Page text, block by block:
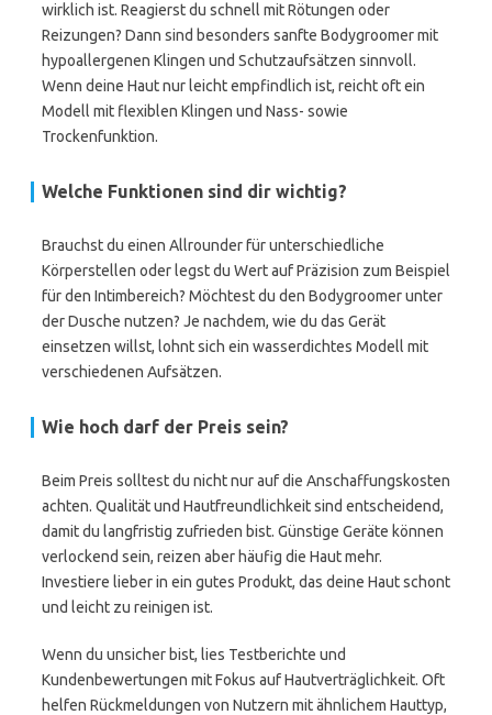
wirklich ist. Reagierst du schnell mit Rötungen oder
Reizungen? Dann sind besonders sanfte Bodygroomer mit
hypoallergenen Klingen und Schutzaufsätzen sinnvoll.
Wenn deine Haut nur leicht empfindlich ist, reicht oft ein
Modell mit flexiblen Klingen und Nass- sowie
Trockenfunktion.
Welche Funktionen sind dir wichtig?
Brauchst du einen Allrounder für unterschiedliche
Körperstellen oder legst du Wert auf Präzision zum Beispiel
für den Intimbereich? Möchtest du den Bodygroomer unter
der Dusche nutzen? Je nachdem, wie du das Gerät
einsetzen willst, lohnt sich ein wasserdichtes Modell mit
verschiedenen Aufsätzen.
Wie hoch darf der Preis sein?
Beim Preis solltest du nicht nur auf die Anschaffungskosten
achten. Qualität und Hautfreundlichkeit sind entscheidend,
damit du langfristig zufrieden bist. Günstige Geräte können
verlockend sein, reizen aber häufig die Haut mehr.
Investiere lieber in ein gutes Produkt, das deine Haut schont
und leicht zu reinigen ist.
Wenn du unsicher bist, lies Testberichte und
Kundenbewertungen mit Fokus auf Hautverträglichkeit. Oft
helfen Rückmeldungen von Nutzern mit ähnlichem Hauttyp,